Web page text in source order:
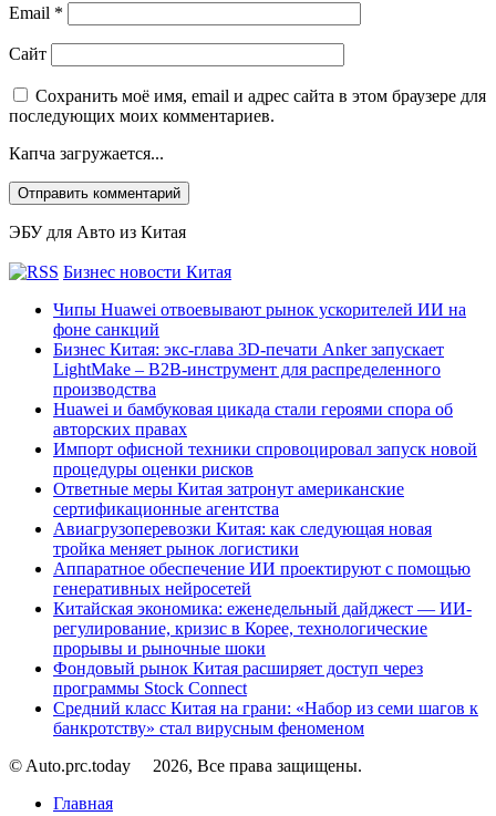
Email *
Сайт
Сохранить моё имя, email и адрес сайта в этом браузере для
последующих моих комментариев.
Капча загружается...
ЭБУ для Авто из Китая
Бизнес новости Китая
Чипы Huawei отвоевывают рынок ускорителей ИИ на
фоне санкций
Бизнес Китая: экс-глава 3D-печати Anker запускает
LightMake – B2B-инструмент для распределенного
производства
Huawei и бамбуковая цикада стали героями спора об
авторских правах
Импорт офисной техники спровоцировал запуск новой
процедуры оценки рисков
Ответные меры Китая затронут американские
сертификационные агентства
Авиагрузоперевозки Китая: как следующая новая
тройка меняет рынок логистики
Аппаратное обеспечение ИИ проектируют с помощью
генеративных нейросетей
Китайская экономика: еженедельный дайджест — ИИ-
регулирование, кризис в Корее, технологические
прорывы и рыночные шоки
Фондовый рынок Китая расширяет доступ через
программы Stock Connect
Средний класс Китая на грани: «Набор из семи шагов к
банкротству» стал вирусным феноменом
© Auto.prc.today
2026, Все права защищены.
Главная